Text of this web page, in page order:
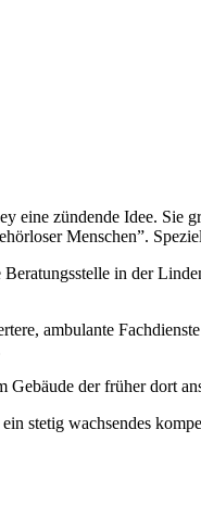
eine zündende Idee. Sie
Menschen”.
in der
ambulante
der früher dort
stetig wachsendes